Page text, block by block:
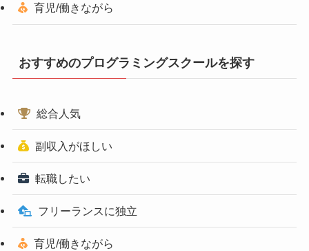
育児/働きながら
おすすめのプログラミングスクールを探す
総合人気
副収入がほしい
転職したい
フリーランスに独立
育児/働きながら